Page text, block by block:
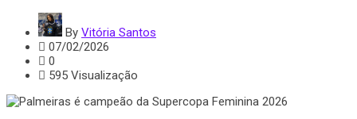
By Vitória Santos
07/02/2026
0
595 Visualização